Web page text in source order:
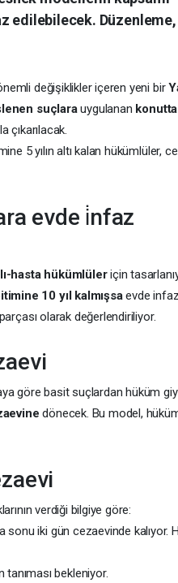
edilebilecek. Düzenleme,
değişiklikler içeren yeni bir
suçlarauygulanan konutta
çıkarılacak.
5 yılın altı kalan hükümlüler,
evde i̇nfaz
hasta hükümlüleriçin
10 yıl kalmışsaevde
olarak değerlendiriliyor.
göre basit suçlardan hüküm
dönecek. Bu model,
verdiği bilgiye göre:
iki gün cezaevinde kalıyor.
bekleniyor.